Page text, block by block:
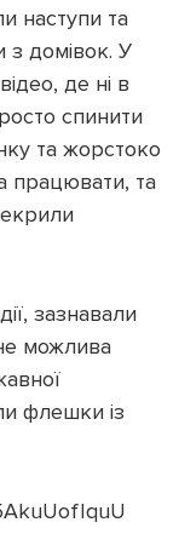
наступи та
домівок. У
де ні в
спинити
та жорстоко
працювати, та
зазнавали
можлива
флешки із